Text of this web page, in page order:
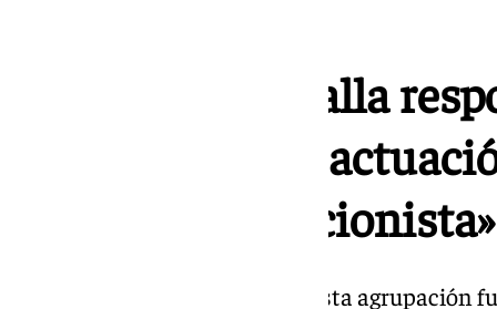
El público del Falla
de carnaval a la
chirigota «negacionista»
La extensa «presentación» de esta agrupación